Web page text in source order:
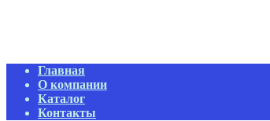
Primary
Navigation
Menu
Главная
О компании
Каталог
Контакты